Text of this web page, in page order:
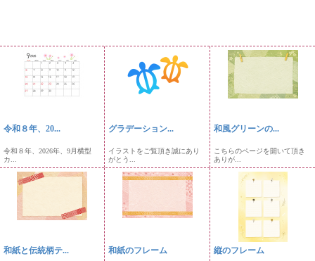
令和８年、20...
令和８年、2026年、9月横型
カ...
グラデーション...
イラストをご覧頂き誠にあり
がとう...
和風グリーンの...
こちらのページを開いて頂き
ありが...
和紙と伝統柄テ... 和紙のフレーム 縦のフレーム